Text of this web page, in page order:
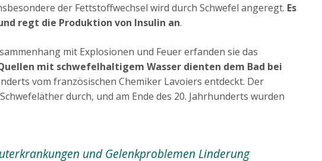
der Fettstoffwechsel wird durch Schwefel angeregt. Es
regt die Produktion von Insulin an.
mit Explosionen und Feuer erfanden sie das
mit schwefelhaltigem Wasser dienten dem Bad bei
vom französischen Chemiker Lavoiers entdeckt. Der
durch, und am Ende des 20. Jahrhunderts wurden
und Gelenkproblemen Linderung